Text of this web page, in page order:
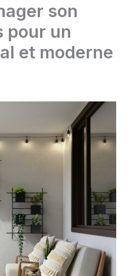
son
pour un
et moderne